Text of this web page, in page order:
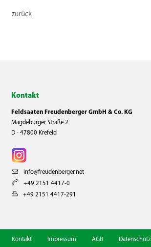
zurück
Kontakt
Feldsaaten Freudenberger GmbH & Co. KG
Magdeburger Straße 2
D - 47800 Krefeld
info@freudenberger.net
+49 2151 4417-0
+49 2151 4417-291
Kontakt Impressum AGB Datenschutz